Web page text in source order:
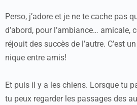
Perso, j’adore et je ne te cache pas
d’abord, pour l’ambiance… amicale,
réjouit des succès de l’autre. C’est
nique entre amis!
Et puis il y a les chiens. Lorsque tu
tu peux regarder les passages des